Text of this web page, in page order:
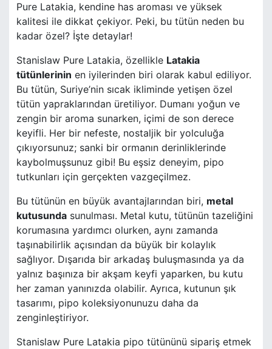
Pure Latakia, kendine has aroması ve yüksek
kalitesi ile dikkat çekiyor. Peki, bu tütün neden bu
kadar özel? İşte detaylar!
Stanislaw Pure Latakia, özellikle Latakia
tütünlerinin en iyilerinden biri olarak kabul ediliyor.
Bu tütün, Suriye’nin sıcak ikliminde yetişen özel
tütün yapraklarından üretiliyor. Dumanı yoğun ve
zengin bir aroma sunarken, içimi de son derece
keyifli. Her bir nefeste, nostaljik bir yolculuğa
çıkıyorsunuz; sanki bir ormanın derinliklerinde
kaybolmuşsunuz gibi! Bu eşsiz deneyim, pipo
tutkunları için gerçekten vazgeçilmez.
Bu tütünün en büyük avantajlarından biri, metal
kutusunda sunulması. Metal kutu, tütünün tazeliğini
korumasına yardımcı olurken, aynı zamanda
taşınabilirlik açısından da büyük bir kolaylık
sağlıyor. Dışarıda bir arkadaş buluşmasında ya da
yalnız başınıza bir akşam keyfi yaparken, bu kutu
her zaman yanınızda olabilir. Ayrıca, kutunun şık
tasarımı, pipo koleksiyonunuzu daha da
zenginleştiriyor.
Stanislaw Pure Latakia pipo tütününü sipariş etmek